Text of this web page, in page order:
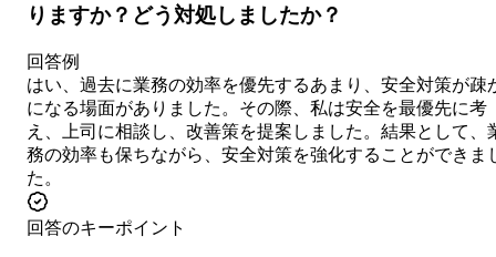
りますか？どう対処しましたか？
回答例
はい、過去に業務の効率を優先するあまり、安全対策が疎
になる場面がありました。その際、私は安全を最優先に考
え、上司に相談し、改善策を提案しました。結果として、
務の効率も保ちながら、安全対策を強化することができま
た。
回答のキーポイント